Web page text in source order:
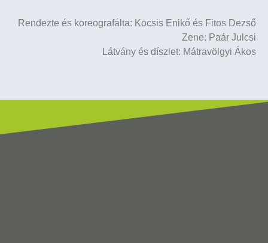
Rendezte és koreografálta: Kocsis Enikő és Fitos Dezső
Zene: Paár Julcsi
Látvány és díszlet: Mátravölgyi Ákos